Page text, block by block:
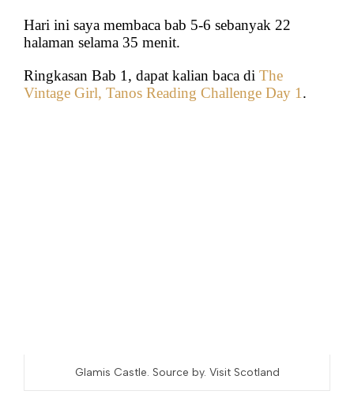
Hari ini saya membaca bab 5-6 sebanyak 22
halaman selama 35 menit.
Ringkasan Bab 1, dapat kalian baca di The
Vintage Girl, Tanos Reading Challenge Day 1.
Glamis Castle. Source by. Visit Scotland